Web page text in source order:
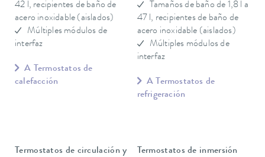
42 l, recipientes de baño de
acero inoxidable (aislados)
Múltiples módulos de
interfaz
A Termostatos de
calefacción
Tamaños de baño de 1,8 l a
47 l, recipientes de baño de
acero inoxidable (aislados)
Múltiples módulos de
interfaz
A Termostatos de
refrigeración
Termostatos de circulación y
Termostatos de inmersión